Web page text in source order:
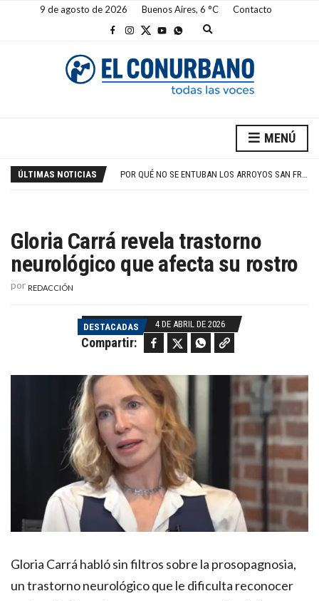
9 de agosto de 2026 Buenos Aires, 6 C
Contacto
E
a
n
d
s
o
MENÚ
ÚLTIMAS NOTICIAS
CRISIS INTERMINABLE EN RIVER
HORÓSCOPO DEL DOMINGO 9 DE AGOSTO
Gloria Carrá revela trastorno
neurológico que afecta su rostro
por REDACCIÓN
DESTACADAS 4 DE ABRIL DE 2026
Compartir: Facebook Twitter WhatsApp Copy link
Gloria Carrá habló sin filtros sobre la prosopagnosia,
un trastorno neurológico que le dificulta reconocer